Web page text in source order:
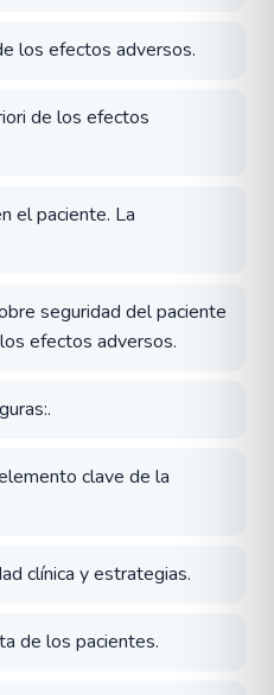
los efectos adversos.
de los efectos
el paciente. La
seguridad del paciente
efectos adversos.
clave de la
clínica y estrategias.
de los pacientes.